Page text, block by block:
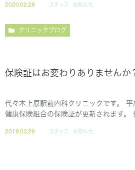
2020.02.28 スタッフ，お知らせ，
クリニックブログ
保険証はお変わりありませんか
代々木上原駅前内科クリニックです。
健康保険組合の保険証が更新されます。
2019.03.29 スタッフ，お知らせ，